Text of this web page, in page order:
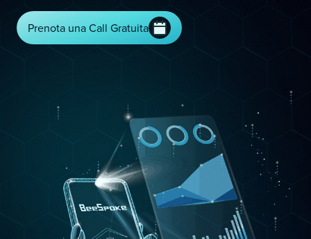
Prenota una Call Gratuita